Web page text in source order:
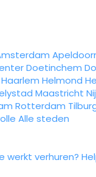
Doetinchem
Haarlem Helmond
Maastricht
Rotterdam
Alle steden
werkt verhuren?